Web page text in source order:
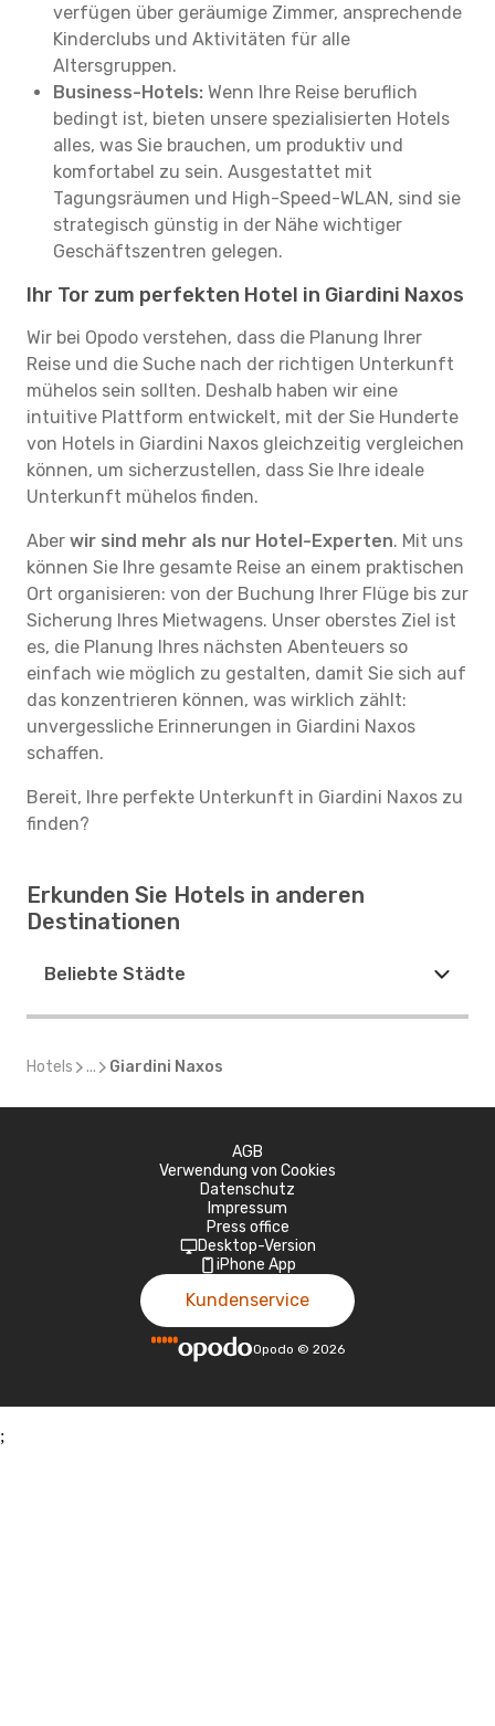
verfügen über geräumige Zimmer, ansprechende
Kinderclubs und Aktivitäten für alle
Altersgruppen.
Business-Hotels: Wenn Ihre Reise beruflich
bedingt ist, bieten unsere spezialisierten Hotels
alles, was Sie brauchen, um produktiv und
komfortabel zu sein. Ausgestattet mit
Tagungsräumen und High-Speed-WLAN, sind sie
strategisch günstig in der Nähe wichtiger
Geschäftszentren gelegen.
Ihr Tor zum perfekten Hotel in Giardini Naxos
Wir bei Opodo verstehen, dass die Planung Ihrer
Reise und die Suche nach der richtigen Unterkunft
mühelos sein sollten. Deshalb haben wir eine
intuitive Plattform entwickelt, mit der Sie Hunderte
von Hotels in Giardini Naxos gleichzeitig vergleichen
können, um sicherzustellen, dass Sie Ihre ideale
Unterkunft mühelos finden.
Aber wir sind mehr als nur Hotel-Experten. Mit uns
können Sie Ihre gesamte Reise an einem praktischen
Ort organisieren: von der Buchung Ihrer Flüge bis zur
Sicherung Ihres Mietwagens. Unser oberstes Ziel ist
es, die Planung Ihres nächsten Abenteuers so
einfach wie möglich zu gestalten, damit Sie sich auf
das konzentrieren können, was wirklich zählt:
unvergessliche Erinnerungen in Giardini Naxos
schaffen.
Bereit, Ihre perfekte Unterkunft in Giardini Naxos zu
finden?
Erkunden Sie Hotels in anderen
Destinationen
Beliebte Städte
Hotels ... Giardini Naxos
AGB
Verwendung von Cookies
Datenschutz
Impressum
Press office
Desktop-Version
iPhone App
Kundenservice
Opodo © 2026
;